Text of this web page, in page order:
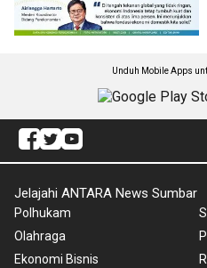
Unduh Mobile Apps
Jelajahi ANTARA News Sumbar
Polhukam
Olahraga
Ekonomi Bisnis